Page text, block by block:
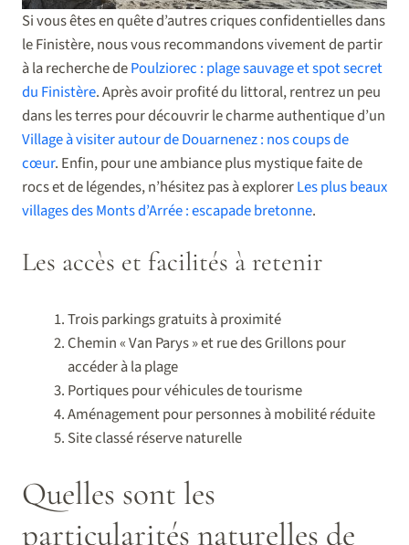
Si vous êtes en quête d’autres criques confidentielles dans
le Finistère, nous vous recommandons vivement de partir
à la recherche dePoulziorec : plage sauvage et spot secret
du Finistère. Après avoir profité du littoral, rentrez un peu
dans les terres pour découvrir le charme authentique d’un
Village à visiter autour de Douarnenez : nos coups de
cœur. Enfin, pour une ambiance plus mystique faite de
rocs et de légendes, n’hésitez pas à explorerLes plus beaux
villages des Monts d’Arrée : escapade bretonne.
Les accès et facilités à retenir
Trois parkings gratuits à proximité
Chemin « Van Parys » et rue des Grillons pour
accéder à la plage
Portiques pour véhicules de tourisme
Aménagement pour personnes à mobilité réduite
Site classé réserve naturelle
Quelles sont les
particularités naturelles de